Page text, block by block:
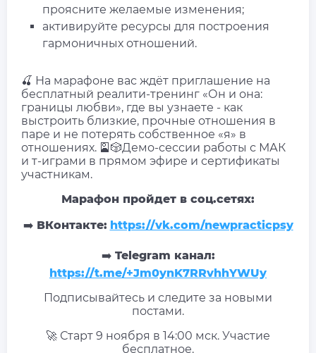
проясните желаемые изменения;
активируйте ресурсы для построения
гармоничных отношений.
🍒 На марафоне вас ждёт приглашение на
бесплатный реалити-тренинг «Он и она:
границы любви», где вы узнаете - как
выстроить близкие, прочные отношения в
паре и не потерять собственное «я» в
отношениях. 🎴🎲Демо-сессии работы с МАК
и т-играми в прямом эфире и сертификаты
участникам.
Марафон пройдет в соц.сетях:
➡️ ВКонтакте: https://vk.com/newpracticpsy
➡️ Telegram канал:
https://t.me/+Jm0ynK7RRvhhYWUy
Подписывайтесь и следите за новыми
постами.
🚀 Старт 9 ноября в 14:00 мск. Участие
бесплатное.